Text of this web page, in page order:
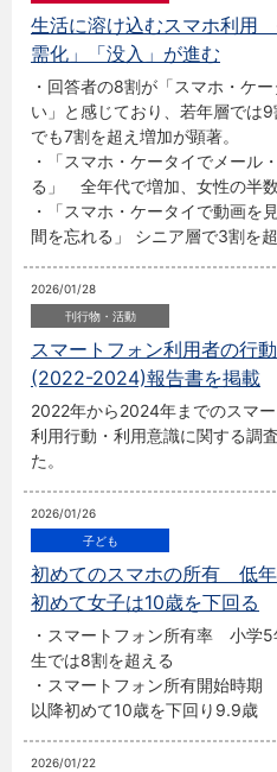
生活に溶け込むスマホ利
需化」「没入」が進む
・回答者の8割が「スマホ・ケ
い」と感じており、若年層では
でも7割を超え増加が顕著。
・「スマホ・ケータイでメール
る」 全年代で増加、女性の半数
・「スマホ・ケータイで動画を
間を忘れる」 シニア層で3割を超
2026/01/28
スマートフォン利用者の行
(2022-2024)報告書を掲載
2022年から2024年までのスマ
利用行動・利用意識に関する調
た。
2026/01/26
初めてのスマホの所有 低
初めて女子は10歳を下回る
・スマートフォン所有率 小学
生では8割を超える
・スマートフォン所有開始時
以降初めて10歳を下回り9.9歳
2026/01/22